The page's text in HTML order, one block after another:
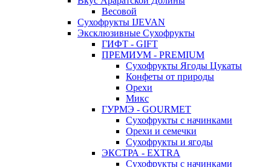
Весовой
Сухофрукты IJEVAN
Эксклюзивные Сухофрукты
ГИФТ - GIFT
ПРЕМИУМ - PREMIUM
Сухофрукты Ягоды Цукаты
Конфеты от природы
Орехи
Микс
ГУРМЭ - GOURMET
Сухофрукты с начинками
Орехи и семечки
Сухофрукты и ягоды
ЭКСТРА - EXTRA
Сухофрукты с начинками